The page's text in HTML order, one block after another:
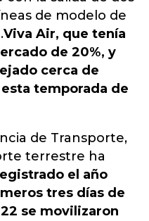
de modelo de
Viva Air, que tenía
de 20%, y
cerca de
temporada de
de Transporte,
terrestre ha
el año
tres días de
se movilizaron